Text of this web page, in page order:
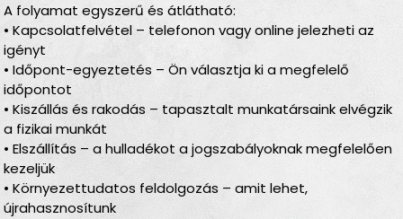
A folyamat egyszerű és átlátható:
• Kapcsolatfelvétel – telefonon vagy online jelezheti az
igényt
• Időpont-egyeztetés – Ön választja ki a megfelelő
időpontot
• Kiszállás és rakodás – tapasztalt munkatársaink elvégzik
a fizikai munkát
• Elszállítás – a hulladékot a jogszabályoknak megfelelően
kezeljük
• Környezettudatos feldolgozás – amit lehet,
újrahasznosítunk